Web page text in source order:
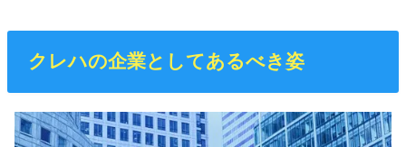
クレハの企業としてあるべき姿